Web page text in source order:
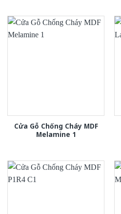
Cửa Gỗ Chống Cháy MDF
Melamine 1